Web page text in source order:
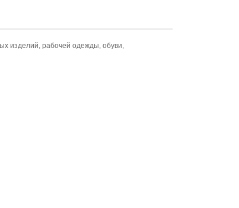
изделий, рабочей одежды, обуви,